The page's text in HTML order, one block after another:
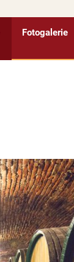
Fotogalerie